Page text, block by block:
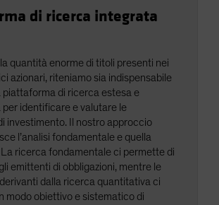
di ricerca integrata
quantità enorme di titoli presenti nei
azionari, riteniamo sia indispensabile
piattaforma di ricerca estesa e
identificare e valutare le
investimento. Il nostro approccio
l’analisi fondamentale e quella
ricerca fondamentale ci permette di
emittenti di obbligazioni, mentre le
dalla ricerca quantitativa ci
modo obiettivo e sistematico di